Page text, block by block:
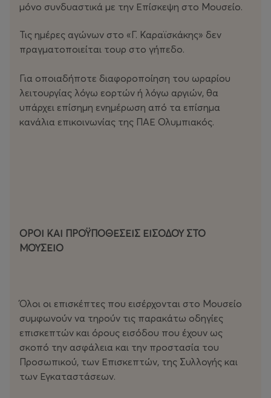
• Άτομα άνω των 65 ετών
• Ενεργές κάρτες Μέλους του Ερασιτέχνη Ολυμπιακού
ταυτότητας)
• Οι υπηρετούντες τη στρατιωτική τους θητεία, με
επίδειξη Δελτίου Ταυτότητας Οπλίτη, σε ισχύ.
προέλευσης, με την επίδειξη της αστυνομικής τους
ταυτότητας ή του διαβατηρίου τους και
Πιστοποιητικού Αναπηρίας Ε.Φ.Κ.Α. (απόφασης Κέντρου
αντίστοιχο αρμόδιο φορέα της αλλοδαπής.
μόνο συνδυαστικά με την Επίσκεψη στο Μουσείο.
Τις ημέρες αγώνων στο «Γ. Καραϊσκάκης» δεν
πραγματοποιείται τουρ στο γήπεδο.
Για οποιαδήποτε διαφοροποίηση του ωραρίου
λειτουργίας λόγω εορτών ή λόγω αργιών, θα
υπάρχει επίσημη ενημέρωση από τα επίσημα
κανάλια επικοινωνίας της ΠΑΕ Ολυμπιακός.
ΟΡΟΙ ΚΑΙ ΠΡΟΫΠΟΘΕΣΕΙΣ ΕΙΣΟΔΟΥ ΣΤΟ
ΜΟΥΣΕΙΟ
Όλοι οι επισκέπτες που εισέρχονται στο Μουσείο
συμφωνούν να τηρούν τις παρακάτω οδηγίες
επισκεπτών και όρους εισόδου που έχουν ως
σκοπό την ασφάλεια και την προστασία του
Προσωπικού, των Επισκεπτών, της Συλλογής και
των Εγκαταστάσεων.